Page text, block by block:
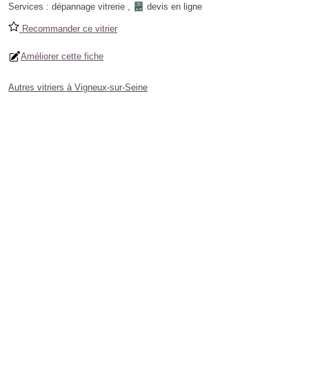
Services : dépannage vitrerie , devis en ligne
Recommander ce vitrier
Améliorer cette fiche
Autres vitriers à Vigneux-sur-Seine